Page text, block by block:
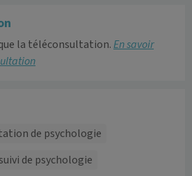
la téléconsultation.En savoir
de psychologie
de psychologie